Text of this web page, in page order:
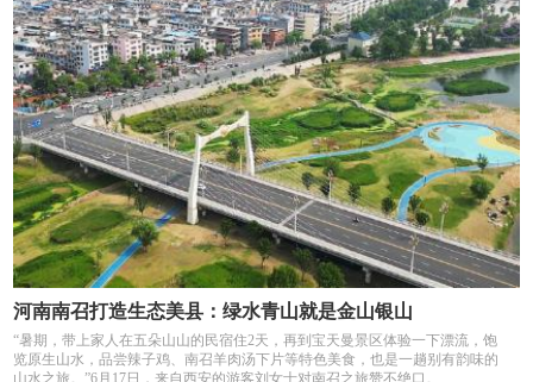
河南南召打造生态美县：绿水青山就是金山银山
“暑期，带上家人在五朵山山的民宿住2天，再到宝天曼景区体验一下漂流，饱
览原生山水，品尝辣子鸡、南召羊肉汤下片等特色美食，也是一趟别有韵味的
山水之旅。”6月17日，来自西安的游客刘女士对南召之旅赞不绝口。